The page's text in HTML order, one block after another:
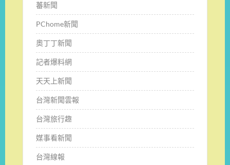
蕃新聞
PChome新聞
奧丁丁新聞
記者爆料網
天天上新聞
台灣新聞雲報
台灣旅行趣
媒事看新聞
台灣線報